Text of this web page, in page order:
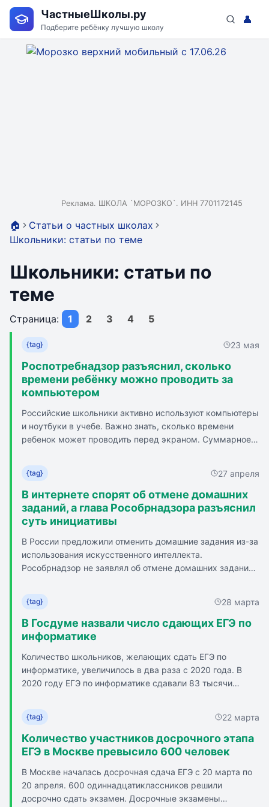
ЧастныеШколы.ру
Подберите ребёнку лучшую школу
👤
Реклама. ШКОЛА `МОРОЗКО`. ИНН 7701172145
🏠
Статьи о частных школах
Школьники: статьи по теме
Школьники: статьи по
теме
Страница: 1 2 3 4 5
{tag} 23 мая
Роспотребнадзор разъяснил, сколько
времени ребёнку можно проводить за
компьютером
Российские школьники активно используют компьютеры
и ноутбуки в учебе. Важно знать, сколько времени
ребенок может проводить перед экраном. Суммарное
превышать определенные временные интервалы.
Необходимо соблюдать гигиенические правила работы с
компьютерной техникой. Рабочее место должно быть
хорошо освещено, окна ориентированы на север или
северо-восток. Перед включением компьютера следует
час необходимо проветривать помещение. При работе с
компьютером спина должна быть прямой, руки согнуты
в локтях под прямым углом. Расстояние от глаз до
каждого часа работы следует выполнять упражнения
для глаз и осанки.
{tag} 27 апреля
В интернете спорят об отмене домашних
заданий, а глава Рособрнадзора разъяснил
суть инициативы
В России предложили отменить домашние задания из-за
использования искусственного интеллекта.
Рособрнадзор не заявлял об отмене домашних заданий,
Выполнение домашних заданий с использованием ИИ не
дает нужного образовательного эффекта для
школьников. С 1 сентября 2025 года утверждено время
на выполнение домашних заданий для разных классов.
задания по всем предметам. Домашнее задание на
следующий урок учитель дает на текущем уроке. В
случае электронного журнала, педагог должен
учебного дня.
{tag} 28 марта
В Госдуме назвали число сдающих ЕГЭ по
информатике
Количество школьников, желающих сдать ЕГЭ по
информатике, увеличилось в два раза с 2020 года. В
2020 году ЕГЭ по информатике сдавали 83 тысячи
информатике может быть связан с престижем
профессии и социальными пакетами. Ранее министр
просвещения России сообщил о подготовке линейки
единых государственных учебников к 2028 году.
{tag} 22 марта
Количество участников досрочного этапа
ЕГЭ в Москве превысило 600 человек
В Москве началась досрочная сдача ЕГЭ с 20 марта по
20 апреля. 600 одиннадцатиклассников решили
досрочно сдать экзамен. Досрочные экзамены